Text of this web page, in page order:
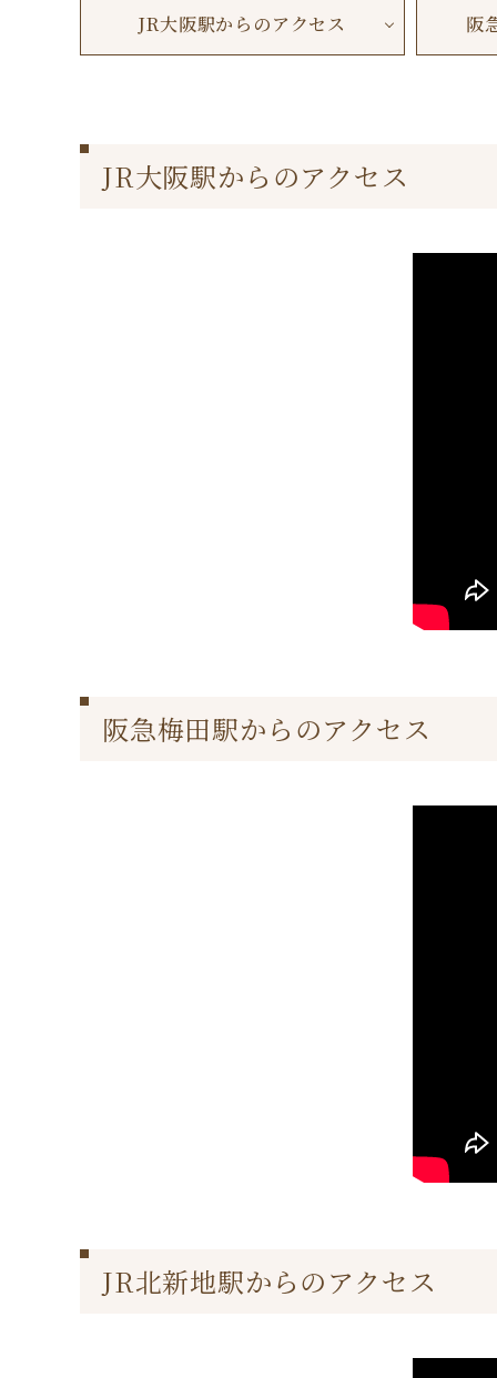
JR大阪駅からのアクセス 阪
JR大阪駅からのアクセス
阪急梅田駅からのアクセス
JR北新地駅からのアクセス